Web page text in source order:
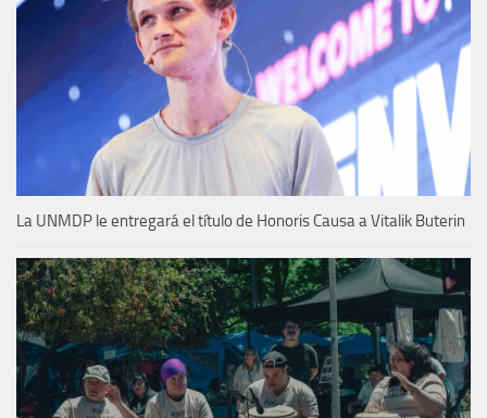
La UNMDP le entregará el título de Honoris Causa a Vitalik Buterin